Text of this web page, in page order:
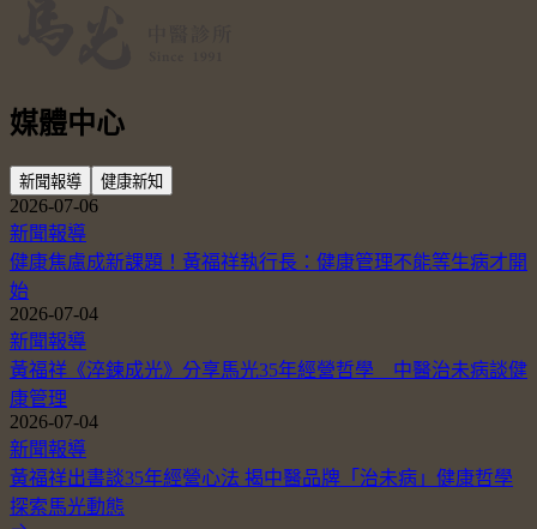
媒體中心
新聞報導 健康新知
2026-07-06
新聞報導
健康焦慮成新課題！黃福祥執行長：健康管理不能等生病才開
始
2026-07-04
新聞報導
黃福祥《淬鍊成光》分享馬光35年經營哲學 中醫治未病談健
康管理
2026-07-04
新聞報導
黃福祥出書談35年經營心法 揭中醫品牌「治未病」健康哲學
探索馬光動態